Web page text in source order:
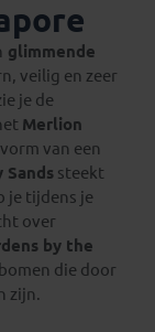
glimmende
veilig en zeer
je de
Merlion
van een
Sands steekt
je tijdens je
over
by the
die door
zijn.